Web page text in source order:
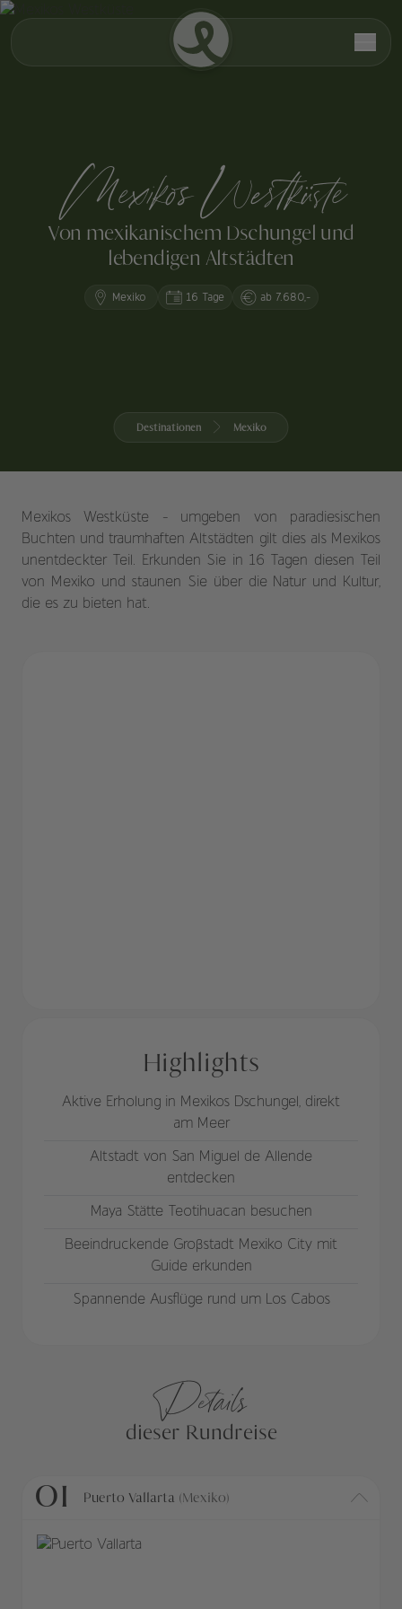
Mexikos Westküste
Von mexikanischem Dschungel und
lebendigen Altstädten
Mexiko 16 Tage ab 7.680,-
Destinationen Mexiko
Mexikos Westküste - umgeben von paradiesischen
Buchten und traumhaften Altstädten gilt dies als Mexikos
unentdeckter Teil. Erkunden Sie in 16 Tagen diesen Teil
von Mexiko und staunen Sie über die Natur und Kultur,
die es zu bieten hat.
Highlights
Aktive Erholung in Mexikos Dschungel, direkt
am Meer
Altstadt von San Miguel de Allende
entdecken
Maya Stätte Teotihuacan besuchen
Beeindruckende Großstadt Mexiko City mit
Guide erkunden
Spannende Ausflüge rund um Los Cabos
Details
dieser Rundreise
01 Puerto Vallarta (Mexiko)